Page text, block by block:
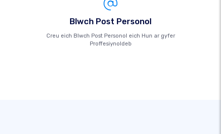
Blwch Post Personol
Creu eich Blwch Post Personol eich Hun ar gyfer
Proffesiynoldeb